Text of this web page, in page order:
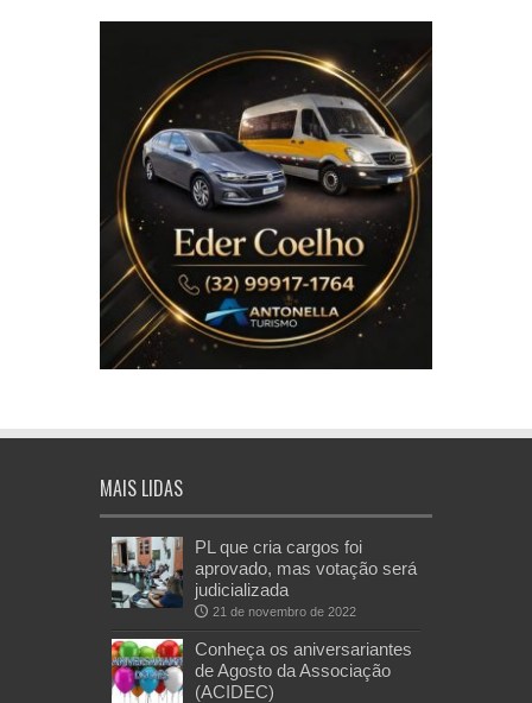
MAIS LIDAS
PL que cria cargos foi
aprovado, mas votação será
judicializada
21 de novembro de 2022
Conheça os aniversariantes
de Agosto da Associação
(ACIDEC)